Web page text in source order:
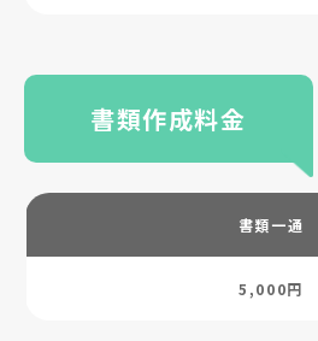
書類作成料金
書類一通
5,000円